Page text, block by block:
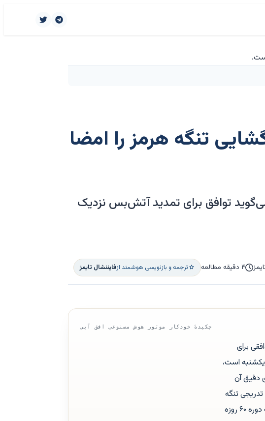
تنگه هرمز را امضا
توافق برای تمدید آتش‌بس نزدیک
۴ دقیقه مطالعه ترجمه و بازنویسی هوشمند ازفایننشال تایمز
چکیدهٔ خودکار موتور هوش مصنوعی افق آبی
برای
است،
دقیق آن
تدریجی تنگه
هرمز، لغو محاصره دریایی بنادر ایران توسط آمریکا و توقف دریافت عوارض عبور از کشتی‌ها در یک دوره ۶۰ روزه